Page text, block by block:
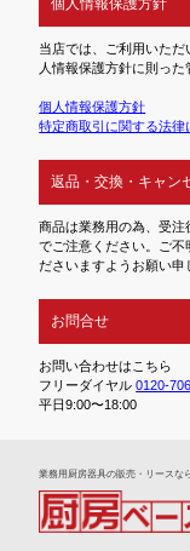
当店では、ご利用いた
人情報保護方針に則った
個人情報保護方針
特定商取引に関する法律
返品・交換・キャン
商品は業務用の為、受
でご注意ください。ご不
ださいますようお願い申
お問合せ
お問い合わせはこちら
フリーダイヤル0120-
平日9:00〜18:00
業務⽤厨房器具の販売・リースな